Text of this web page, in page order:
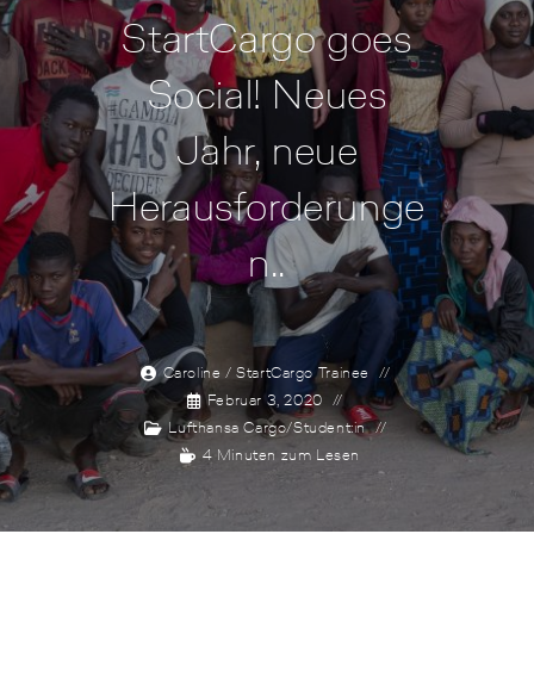
StartCargo goes
Social! Neues
Jahr, neue
Herausforderunge
n..
Caroline / StartCargo Trainee
Februar 3, 2020
Lufthansa Cargo/Student:in
4 Minuten zum Lesen